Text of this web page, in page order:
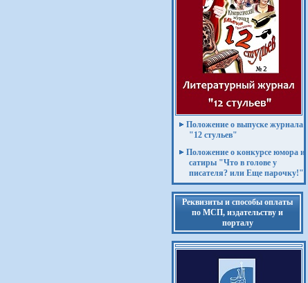
Положение о выпуске журнала
"12 стульев"
Положение о конкурсе юмора и
сатиры "Что в голове у
писателя? или Еще парочку!"
Реквизиты и способы оплаты
по МСП, издательству и
порталу